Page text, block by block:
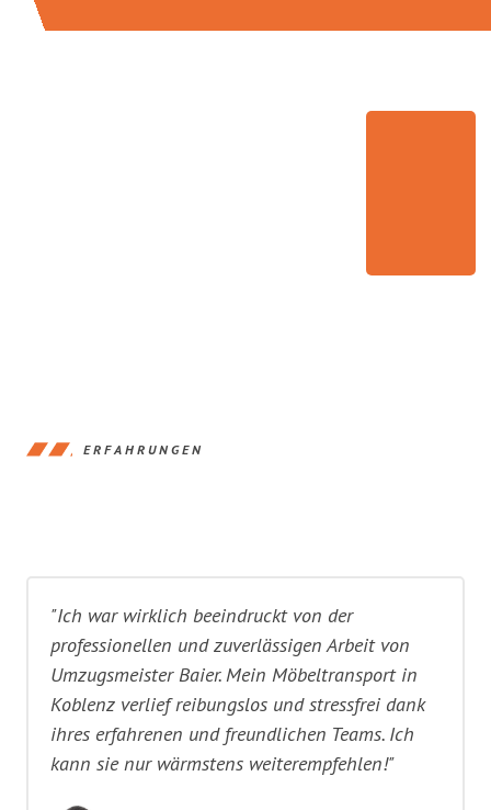
ERFAHRUNGEN
"Ich war wirklich beeindruckt von der
professionellen und zuverlässigen Arbeit von
Umzugsmeister Baier. Mein Möbeltransport in
Koblenz verlief reibungslos und stressfrei dank
ihres erfahrenen und freundlichen Teams. Ich
kann sie nur wärmstens weiterempfehlen!"